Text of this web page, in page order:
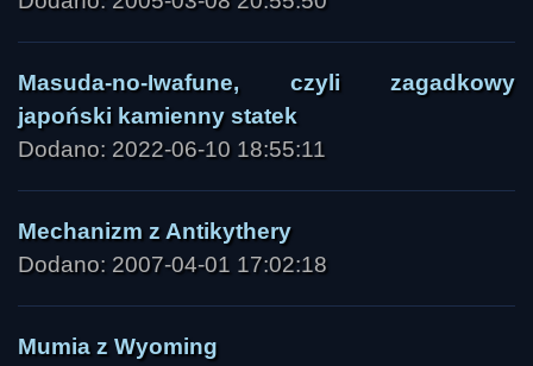
Masuda-no-Iwafune, czyli zagadkowy
japoński kamienny statek
Dodano: 2022-06-10 18:55:11
Mechanizm z Antikythery
Dodano: 2007-04-01 17:02:18
Mumia z Wyoming